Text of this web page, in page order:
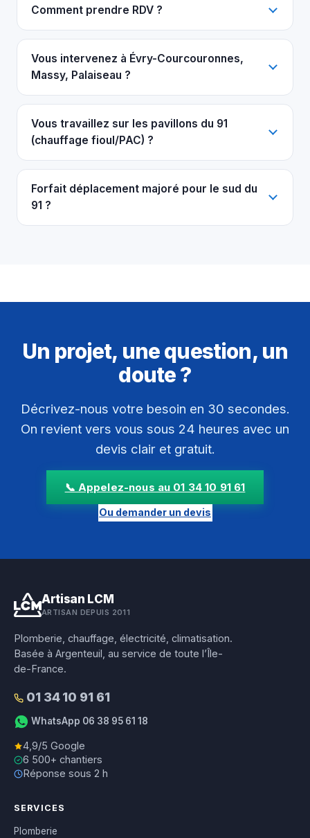
Comment prendre RDV ?
Vous intervenez à Évry-Courcouronnes,
Massy, Palaiseau ?
Vous travaillez sur les pavillons du 91
(chauffage fioul/PAC) ?
Forfait déplacement majoré pour le sud du
91 ?
Un projet, une question, un
doute ?
Décrivez-nous votre besoin en 30 secondes.
On revient vers vous sous 24 heures avec un
devis clair et gratuit.
📞 Appelez-nous au 01 34 10 91 61
Ou demander un devis
Artisan LCM
ARTISAN DEPUIS 2011
Plomberie, chauffage, électricité, climatisation.
Basée à Argenteuil, au service de toute l’Île-
de-France.
01 34 10 91 61
WhatsApp 06 38 95 61 18
4,9/5 Google
6 500+ chantiers
Réponse sous 2 h
SERVICES
Plomberie